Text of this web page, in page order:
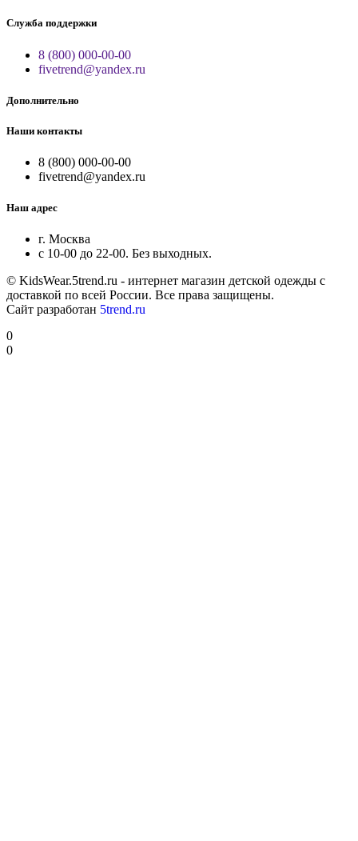
Служба поддержки
8 (800) 000-00-00
fivetrend@yandex.ru
Дополнительно
Наши контакты
8 (800) 000-00-00
fivetrend@yandex.ru
Наш адрес
г. Москва
с 10-00 до 22-00. Без выходных.
© KidsWear.5trend.ru - интернет магазин детской одежды с
доставкой по всей России. Все права защищены.
Сайт разработан 5trend.ru
0
0